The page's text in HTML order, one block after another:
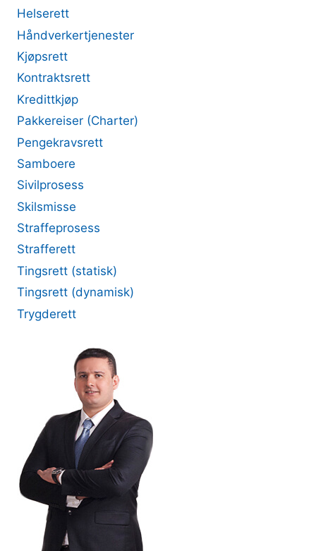
Helserett
Håndverkertjenester
Kjøpsrett
Kontraktsrett
Kredittkjøp
Pakkereiser (Charter)
Pengekravsrett
Samboere
Sivilprosess
Skilsmisse
Straffeprosess
Strafferett
Tingsrett (statisk)
Tingsrett (dynamisk)
Trygderett